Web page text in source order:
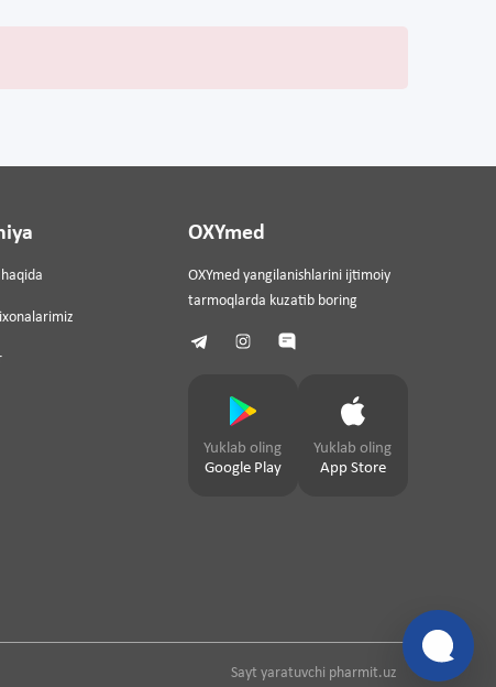
OXYmed
OXYmed yangilanishlarini ijtimoiy
tarmoqlarda kuzatib boring
Yuklab oling
Google Play
Yuklab oling
App Store
Sayt yaratuvchi pharmit.uz